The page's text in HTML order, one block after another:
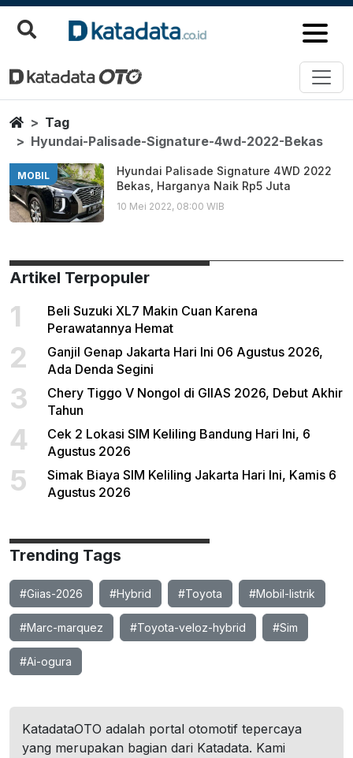
Hyundai Palisade Signature
Berita Terbaru
HomeTag
Hyundai-Palisade-Signature-4wd-2022-Bekas
MOBIL
Hyundai Palisade Signature 4WD 2022
Bekas, Harganya Naik Rp5 Juta
10 Mei 2022, 08:00 WIB
Artikel Terpopuler
1
Beli Suzuki XL7 Makin Cuan Karena
Perawatannya Hemat
2
Ganjil Genap Jakarta Hari Ini 06 Agustus 2026,
Ada Denda Segini
3
Chery Tiggo V Nongol di GIIAS 2026, Debut Akhir
Tahun
4
Cek 2 Lokasi SIM Keliling Bandung Hari Ini, 6
Agustus 2026
5
Simak Biaya SIM Keliling Jakarta Hari Ini, Kamis 6
Agustus 2026
Trending Tags
#Giias-2026 #Hybrid #Toyota #Mobil-listrik
#Marc-marquez #Toyota-veloz-hybrid #Sim
#Ai-ogura
KatadataOTO adalah portal otomotif tepercaya
yang merupakan bagian dari Katadata. Kami